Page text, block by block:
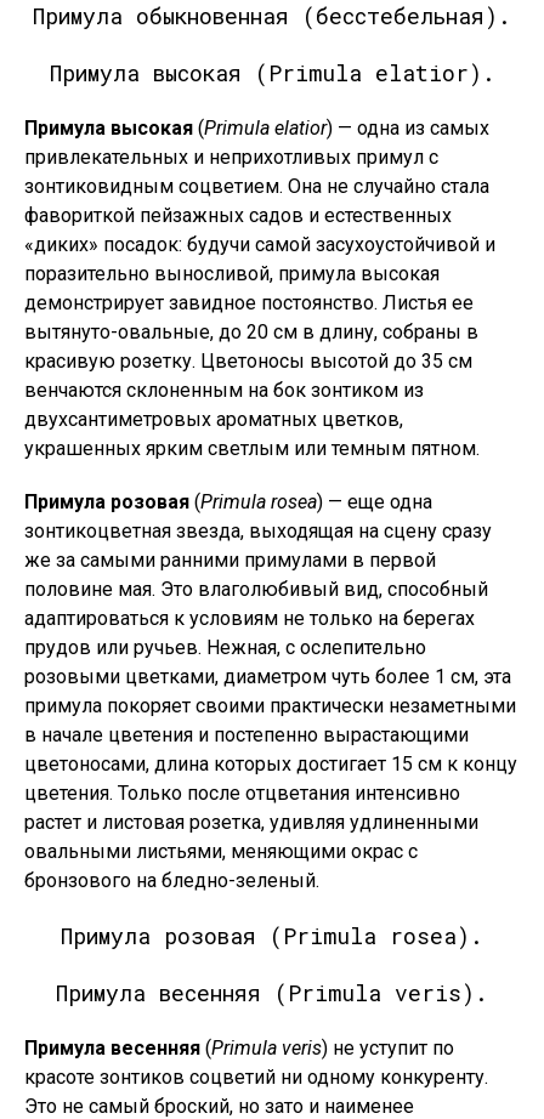
Примула обыкновенная (бесстебельная).
Примула высокая (Primula elatior).
Примула высокая (Primula elatior) — одна из самых
привлекательных и неприхотливых примул с
зонтиковидным соцветием. Она не случайно стала
фавориткой пейзажных садов и естественных
«диких» посадок: будучи самой засухоустойчивой и
поразительно выносливой, примула высокая
демонстрирует завидное постоянство. Листья ее
вытянуто-овальные, до 20 см в длину, собраны в
красивую розетку. Цветоносы высотой до 35 см
венчаются склоненным на бок зонтиком из
двухсантиметровых ароматных цветков,
украшенных ярким светлым или темным пятном.
Примула розовая (Primula rosea) — еще одна
зонтикоцветная звезда, выходящая на сцену сразу
же за самыми ранними примулами в первой
половине мая. Это влаголюбивый вид, способный
адаптироваться к условиям не только на берегах
прудов или ручьев. Нежная, с ослепительно
розовыми цветками, диаметром чуть более 1 см, эта
примула покоряет своими практически незаметными
в начале цветения и постепенно вырастающими
цветоносами, длина которых достигает 15 см к концу
цветения. Только после отцветания интенсивно
растет и листовая розетка, удивляя удлиненными
овальными листьями, меняющими окрас с
бронзового на бледно-зеленый.
Примула розовая (Primula rosea).
Примула весенняя (Primula veris).
Примула весенняя (Primula veris) не уступит по
красоте зонтиков соцветий ни одному конкуренту.
Это не самый броский, но зато и наименее